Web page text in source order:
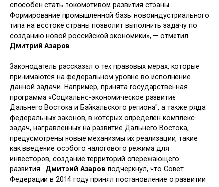
способен стать локомотивом развития страны.
Формирование промышленной базы новоиндустриального
типа на востоке страны позволит выполнить задачу по
созданию новой российской экономики», — отметил
Дмитрий Азаров.
Законодатель рассказал о тех правовых мерах, которые
принимаются на федеральном уровне во исполнение
данной задачи. Например, принята государственная
программа «Социально-экономическое развитие
Дальнего Востока и Байкальского региона", а также ряда
федеральных законов, в которых определен комплекс
задач, направленных на развитие Дальнего Востока,
предусмотрены новые механизмы их реализации, такие
как введение особого налогового режима для
инвесторов, создание территорий опережающего
развития. Дмитрий Азаров подчеркнул, что Совет
Федерации в 2014 году принял постановление о развитии